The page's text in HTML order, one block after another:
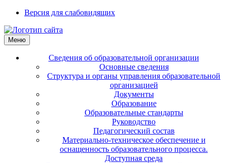
Версия для слабовидящих
Меню
Сведения об образовательной организации
Основные сведения
Структура и органы управления образовательной
организацией
Документы
Образование
Образовательные стандарты
Руководство
Педагогический состав
Материально-техническое обеспечение и
оснащенность образовательного процесса.
Доступная среда